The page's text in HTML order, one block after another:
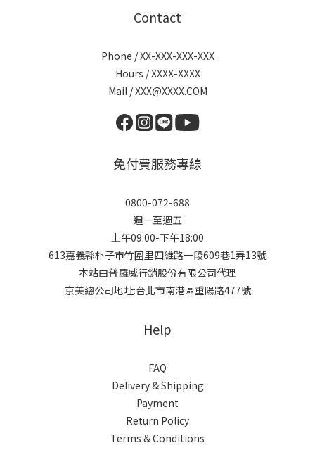
Contact
Phone / XX-XXX-XXX-XXX
Hours / XXXX-XXXX
Mail / XXX@XXXX.COM
免付費服務專線
0800-072-688
週一至週五
上午09:00-下午18:00
613嘉義縣朴子市竹圍里四維路一段609巷1弄13號
本站由普羅威行銷股份有限公司代理
京美總公司地址:台北市南港區重陽路477號
Help
FAQ
Delivery & Shipping
Payment
Return Policy
Terms & Conditions